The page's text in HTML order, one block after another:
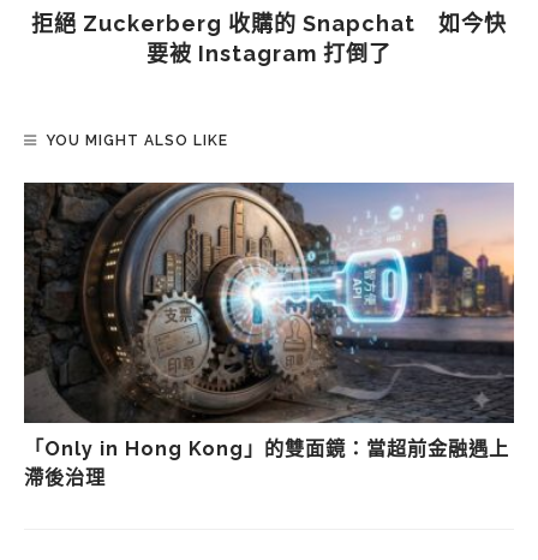
拒絕 Zuckerberg 收購的 Snapchat 如今快
要被 Instagram 打倒了
YOU MIGHT ALSO LIKE
「Only in Hong Kong」的雙面鏡：當超前金融遇上
滯後治理